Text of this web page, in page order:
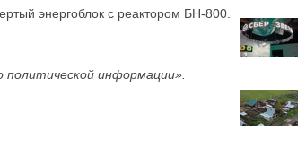
энергоблок с реактором БН-800.
информации».